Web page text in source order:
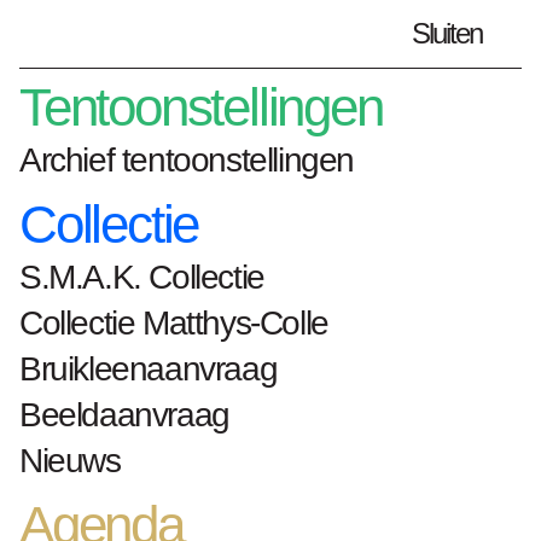
nl
Sluiten
Tentoonstellingen
Archief tentoonstellingen
Collectie
S.M.A.K. Collectie
Collectie Matthys-Colle
Bruikleenaanvraag
Beeldaanvraag
Nieuws
Agenda
Home kunstwerken
Eclips II
Philippe Van Snick
1978